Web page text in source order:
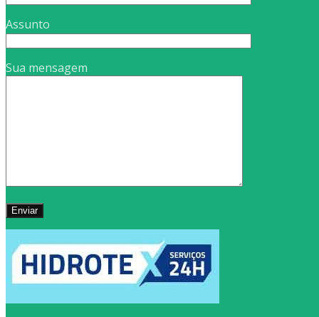
Assunto
Sua mensagem